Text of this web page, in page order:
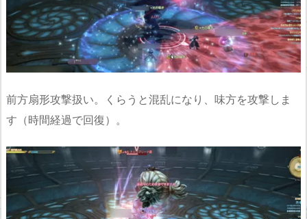
前方扇形攻撃扱い。くらうと混乱になり、味方を攻撃しま
す（時間経過で回復）。